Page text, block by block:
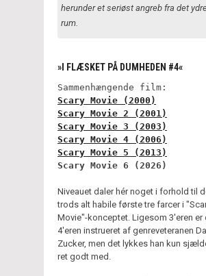
herunder et seriøst angreb fra det
rum.
»I FLÆSKET PÅ DUMHEDEN #4«
Sammenhængende film:
Scary Movie (2000)
Scary Movie 2 (2001)
Scary Movie 3 (2003)
Scary Movie 4 (2006)
Scary Movie 5 (2013)
Scary Movie 6 (2026)
Niveauet daler hér noget i forhold til
trods alt habile første tre farcer i
Movie"-konceptet. Ligesom 3'eren er
4'eren instrueret af genreveteranen
Zucker, men det lykkes han kun
ret godt med.